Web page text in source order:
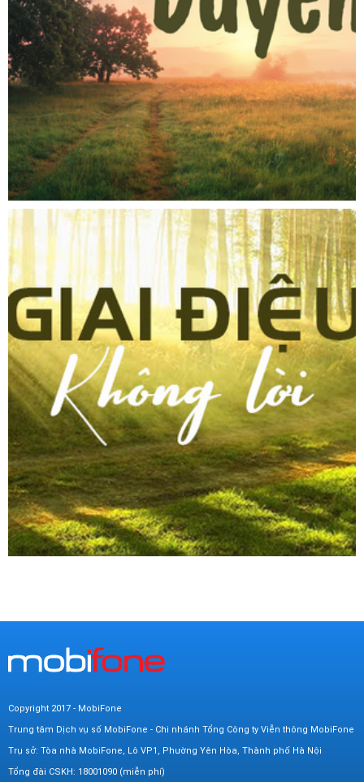
Copyright 2017 - MobiFone
Trung tâm Dịch vụ số MobiFone - Chi nhánh Tổng Công ty Viễn thông MobiFone
Trụ sở: Tòa nhà MobiFone, Lô VP1, Phường Yên Hòa, Thành phố Hà Nội
Tổng đài CSKH: 18001090 (miễn phí)